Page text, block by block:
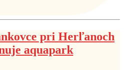
pri Herľanoch
aquapark